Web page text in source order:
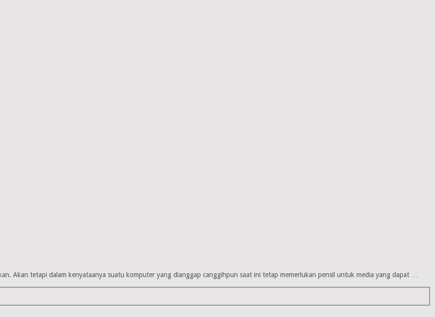
Akan tetapi dalam kenyataanya suatu komputer yang dianggap canggihpun saat ini tetap memerlukan pensil untuk media yang dapat …